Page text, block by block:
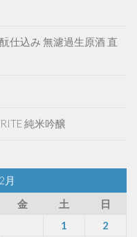
仕込み 無濾過生原酒 直
純米吟醸
月
金 土
日
1
2